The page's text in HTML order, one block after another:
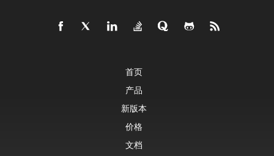
首页
产品
新版本
价格
文档